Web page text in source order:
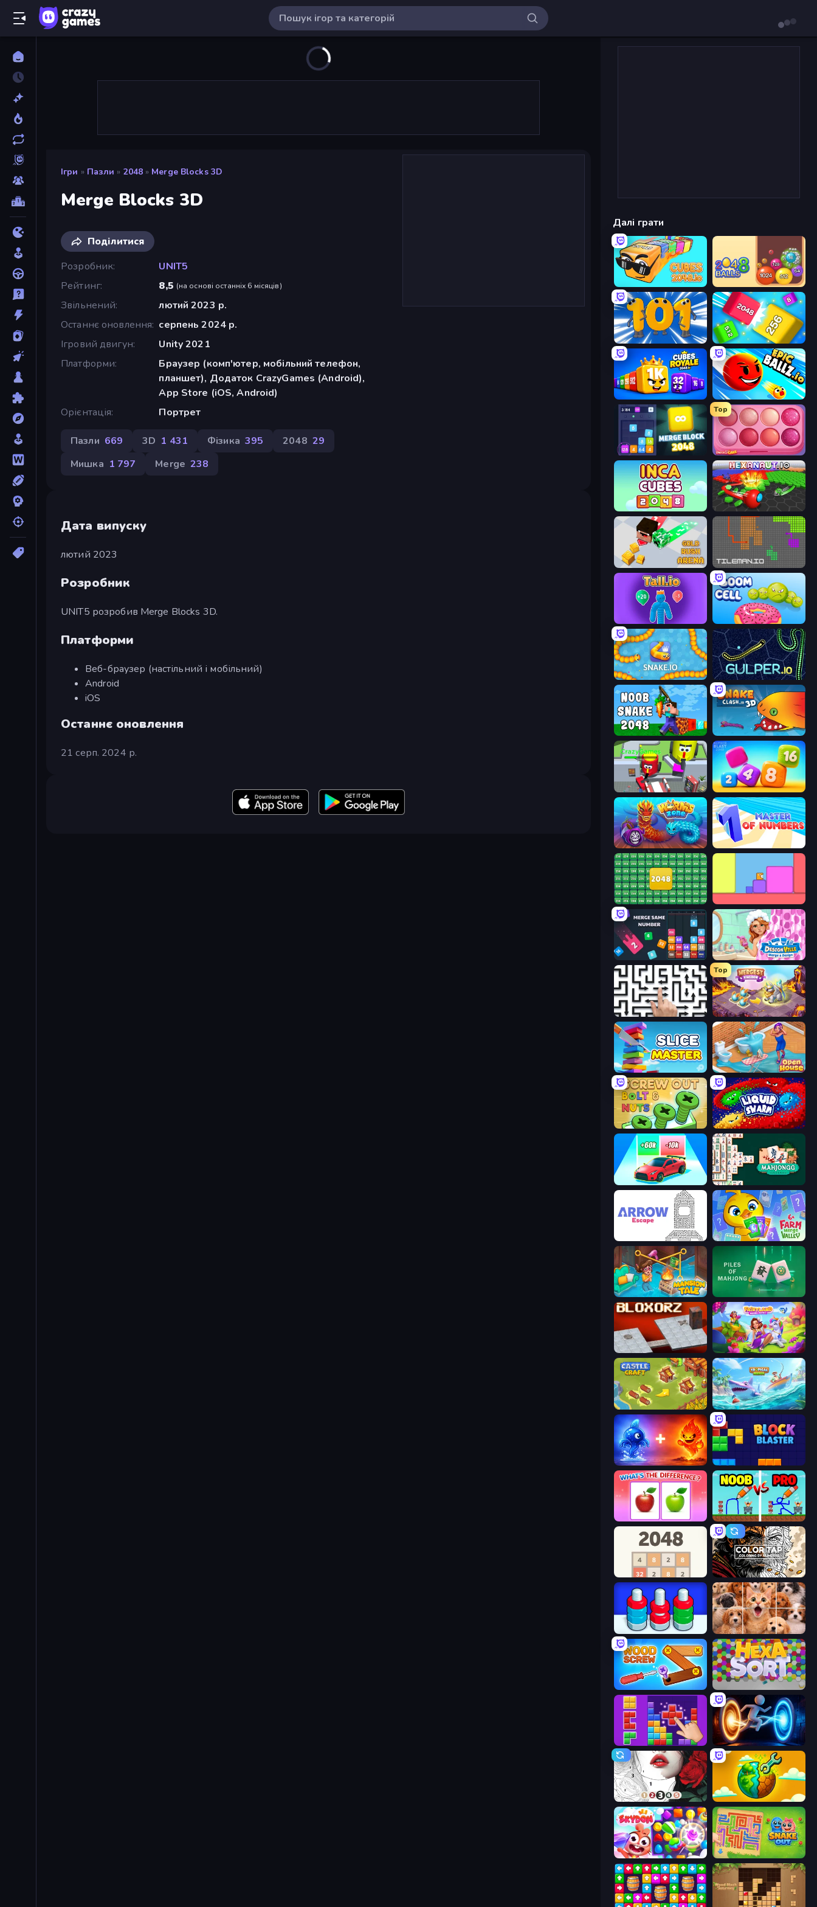
Ігри » Пазли » 2048 » Merge Blocks 3D
Merge Blocks 3D
Поділитися
Розробник
UNIT5
Рейтинг
8,5 (на основі останніх 6 місяців)
Звільнений
лютий 2023 р.
Останнє оновлення серпень 2024 р.
Ігровий двигун
Unity 2021
Платформи
Браузер (комп'ютер, мобільний телефон,
планшет), Додаток CrazyGames (Android),
App Store (iOS, Android)
Орієнтація
Портрет
Пазли 669 3D 1 431 Фізика 395 2048 29
Мишка 1 797 Merge 238
Дата випуску
лютий 2023
Розробник
UNIT5 розробив Merge Blocks 3D.
Платформи
Веб-браузер (настільний і мобільний)
Android
iOS
Останнє оновлення
21 серп. 2024 р.
Далі грати
Cubes 2048.io Crazy 2048 Balls
Numbers Arena Qube 2048
Cubes 2048 Royale EpicBallz.io
Merge Block 2048
Top
Piece of Cake: Merge and Bake
Inca Cubes 2048 Hexanaut.io
Gold Rush Arena TileMan.io
Tall.io Boom Cell
Snake.io Gulper.io
Noob Snake 2048 Snake Clash.io
CleanUp.IO Number Blast 2048
Worms.Zone Master of Numbers
2048 Merge Blocks
Drop & Merge the Numbers Designville: Merge & Design
Arrow Escape: Puzzle
Top
Mergest Kingdom
Slice Master Open House
Screw Out: Bolts and Nuts Liquid Swarm
Mahjongg Solitaire
Arrow Escape Farm Merge Valley
Mansion Tale: Merge Secrets Piles of Mahjong
Bloxorz Fairyland Merge & Magic
Castle Craft Tropical Merge
Elemental Monsters: Merge Block Blaster
What's The Difference? DOP Noob: Draw to Save
2048 Color Tap: Coloring by Numbers
Jigpic Solitaire
Wood Screw: Bolts Puzzle
BlockBuster Puzzle Portal Escape
Numicolor Land Explorers: Merge & Build
Skydom Snake Out: Maze Escape